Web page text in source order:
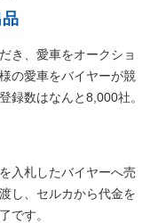
き、愛車をオークショ
の愛車をバイヤーが競
録数はなんと8,000社。
入札したバイヤーへ売
し、セルカから代金を
です。